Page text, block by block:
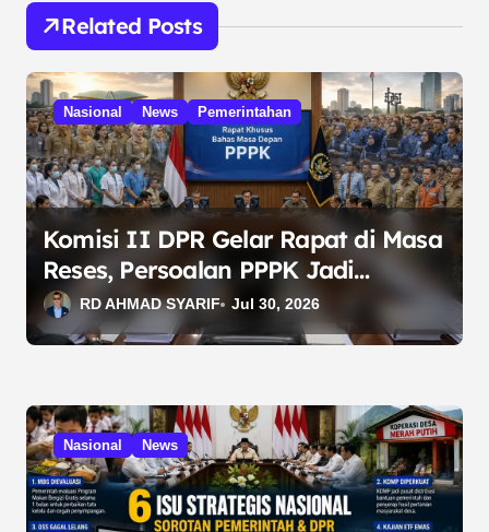
a
s
i
p
o
s
Related Posts
Nasional News Pemerintahan
Komisi II DPR Gelar Rapat di Masa
Reses, Persoalan PPPK Jadi
Prioritas Pembahasan
RD AHMAD SYARIF Jul 30, 2026
Nasional News